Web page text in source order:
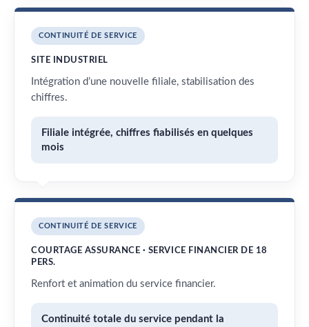
CONTINUITÉ DE SERVICE
SITE INDUSTRIEL
Intégration d’une nouvelle filiale, stabilisation des
chiffres.
Filiale intégrée, chiffres fiabilisés en quelques
mois
CONTINUITÉ DE SERVICE
COURTAGE ASSURANCE · SERVICE FINANCIER DE 18
PERS.
Renfort et animation du service financier.
Continuité totale du service pendant la